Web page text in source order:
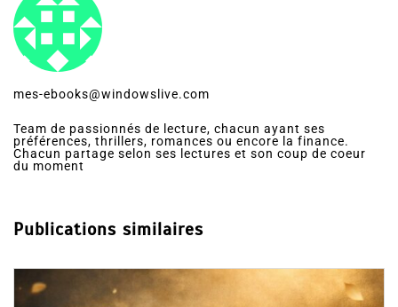
mes-ebooks@windowslive.com
Team de passionnés de lecture, chacun ayant ses
préférences, thrillers, romances ou encore la finance.
Chacun partage selon ses lectures et son coup de coeur
du moment
Publications similaires